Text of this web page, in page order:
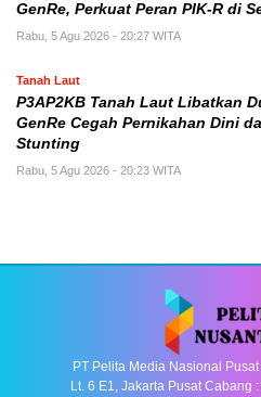
GenRe, Perkuat Peran PIK-R di
Rabu, 5 Agu 2026 - 20:27 WITA
Tanah Laut
P3AP2KB Tanah Laut Libatkan
GenRe Cegah Pernikahan Dini
Stunting
Rabu, 5 Agu 2026 - 20:23 WITA
PT Pelita Media Nasional
Lt. 6 E1, Jakarta Pusat Cabang